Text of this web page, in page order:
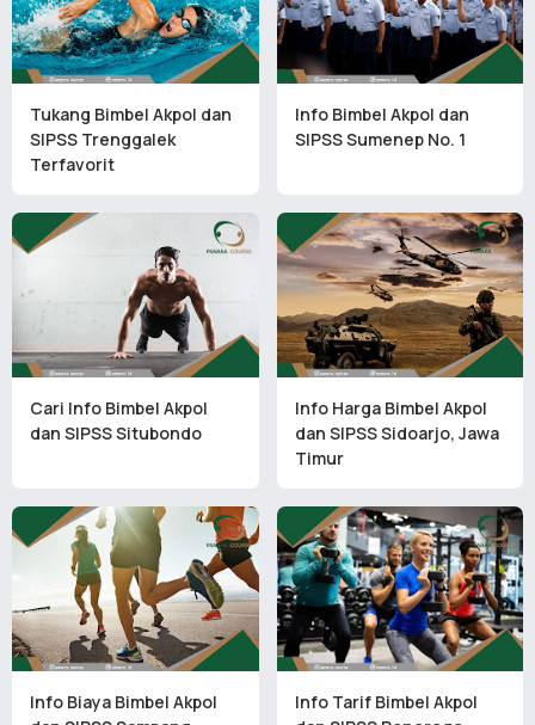
Tukang Bimbel Akpol dan
SIPSS Trenggalek
Terfavorit
Info Bimbel Akpol dan
SIPSS Sumenep No. 1
Cari Info Bimbel Akpol
dan SIPSS Situbondo
Info Harga Bimbel Akpol
dan SIPSS Sidoarjo, Jawa
Timur
Info Biaya Bimbel Akpol
Info Tarif Bimbel Akpol